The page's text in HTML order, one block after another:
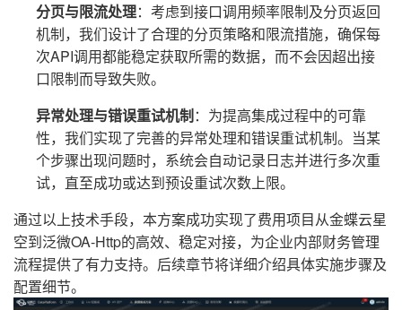
分页与限流处理：考虑到接口调用频率限制及分页返回
机制，我们设计了合理的分页策略和限流措施，确保每
次API调用都能稳定获取所需的数据，而不会因超出接
口限制而导致失败。
异常处理与错误重试机制：为提高集成过程中的可靠
性，我们实现了完善的异常处理和错误重试机制。当某
个步骤出现问题时，系统会自动记录日志并进行多次重
试，直至成功或达到预设重试次数上限。
通过以上技术手段，本方案成功实现了费用项目从金蝶云星
空到泛微OA-Http的高效、稳定对接，为企业内部财务管理
流程提供了有力支持。后续章节将详细介绍具体实施步骤及
配置细节。